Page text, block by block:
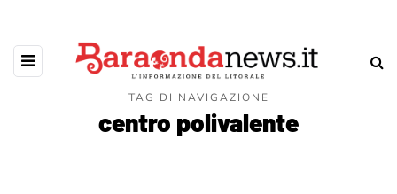
TAG DI NAVIGAZIONE
centro polivalente